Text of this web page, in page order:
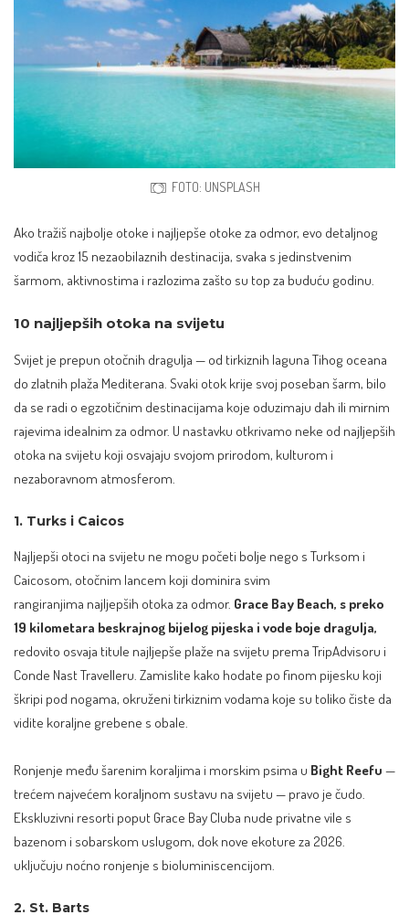
FOTO: UNSPLASH
Ako tražiš najbolje otoke i najljepše otoke za odmor, evo detaljnog
vodiča kroz 15 nezaobilaznih destinacija, svaka s jedinstvenim
šarmom, aktivnostima i razlozima zašto su top za buduću godinu.
10 najljepših otoka na svijetu
Svijet je prepun otočnih dragulja — od tirkiznih laguna Tihog oceana
do zlatnih plaža Mediterana. Svaki otok krije svoj poseban šarm, bilo
da se radi o egzotičnim destinacijama koje oduzimaju dah ili mirnim
rajevima idealnim za odmor. U nastavku otkrivamo neke od najljepših
otoka na svijetu koji osvajaju svojom prirodom, kulturom i
nezaboravnom atmosferom.
1. Turks i Caicos
Najljepši otoci na svijetu ne mogu početi bolje nego s Turksom i
Caicosom, otočnim lancem koji dominira svim
rangiranjima najljepših otoka za odmor. Grace Bay Beach, s preko
19 kilometara beskrajnog bijelog pijeska i vode boje dragulja,
redovito osvaja titule najljepše plaže na svijetu prema TripAdvisoru i
Conde Nast Travelleru. Zamislite kako hodate po finom pijesku koji
škripi pod nogama, okruženi tirkiznim vodama koje su toliko čiste da
vidite koraljne grebene s obale.
Ronjenje među šarenim koraljima i morskim psima u Bight Reefu —
trećem najvećem koraljnom sustavu na svijetu — pravo je čudo.
Ekskluzivni resorti poput Grace Bay Cluba nude privatne vile s
bazenom i sobarskom uslugom, dok nove ekoture za 2026.
uključuju noćno ronjenje s bioluminiscencijom.
2. St. Barts